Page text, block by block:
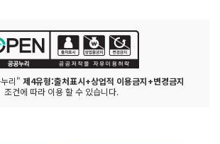
리" 제4유형:출처표시+상업적 이용금지+변경금지
조건에 따라 이용 할 수 있습니다.